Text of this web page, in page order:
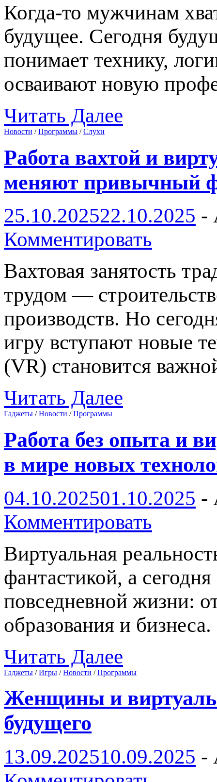
Когда-то мужчинам
будущее. Сегодня
понимает технику,
осваивают новую
Читать Далее
Новости /Программы /Слухи
Работа вахтой и
меняют привычный
25.10.202522.10.2025 -
Комментировать
Вахтовая занятость
трудом —
производств. Но
игру вступают новые
(VR) становится
Читать Далее
Гаджеты /Новости /Программы
Работа без опыта и
в мире новых
04.10.202501.10.2025 -
Комментировать
Виртуальная
фантастикой, а
повседневной жизни:
образования и
Читать Далее
Гаджеты /Игры /Новости /Программы
Женщины и
будущего
13.09.202510.09.2025 -